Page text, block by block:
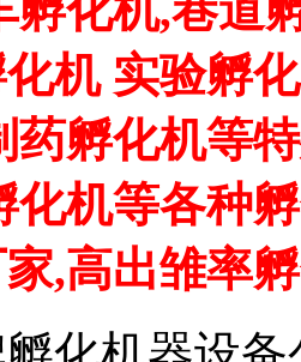
机 实验孵
药孵化机等
化机等各种
,高出雏率